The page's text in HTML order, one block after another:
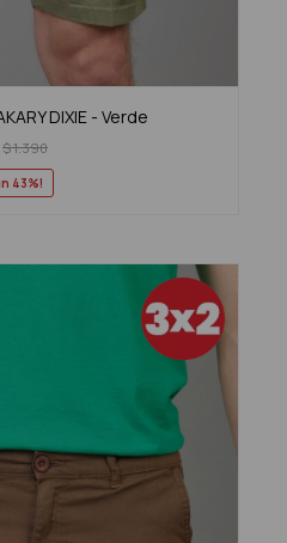
DIXIE - Verde
$1.390
43